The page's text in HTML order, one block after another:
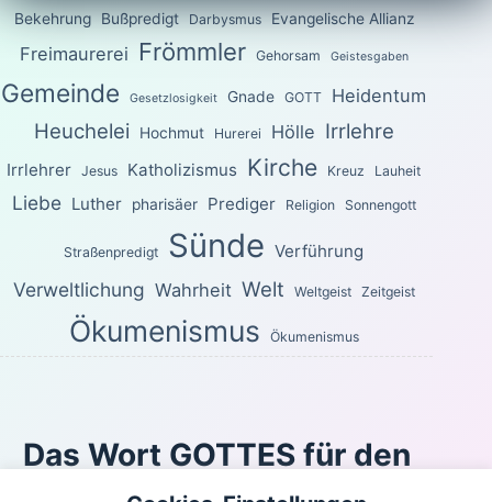
Bekehrung Bußpredigt Darbysmus Evangelische Allianz
Freimaurerei Frömmler Gehorsam Geistesgaben
Gemeinde Gesetzlosigkeit Gnade GOTT Heidentum
Heuchelei Hochmut Hurerei Hölle Irrlehre
Irrlehrer Jesus Katholizismus Kirche Kreuz Lauheit
Liebe Luther pharisäer Prediger Religion Sonnengott
Straßenpredigt Sünde Verführung
Verweltlichung Wahrheit Welt Weltgeist Zeitgeist
Ökumenismus Ökumenismus
Das Wort GOTTES für den
heutigen Tag